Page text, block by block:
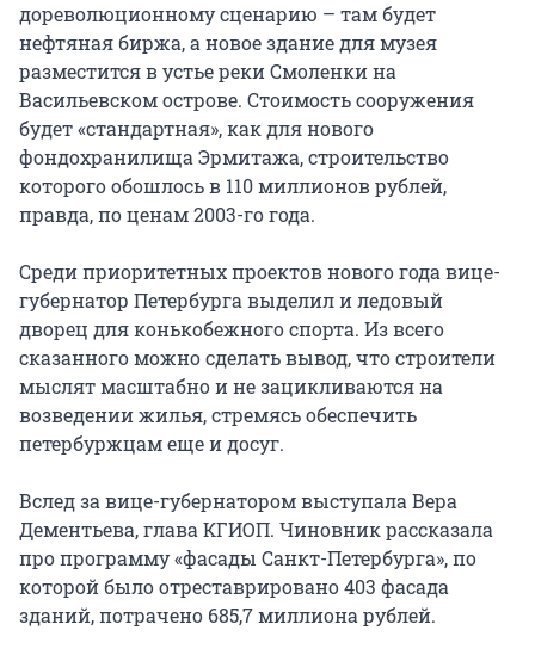
дореволюционному сценарию – там будет
нефтяная биржа, а новое здание для музея
разместится в устье реки Смоленки на
Васильевском острове. Стоимость сооружения
будет «стандартная», как для нового
фондохранилища Эрмитажа, строительство
которого обошлось в 110 миллионов рублей,
правда, по ценам 2003-го года.
Среди приоритетных проектов нового года вице-
губернатор Петербурга выделил и ледовый
дворец для конькобежного спорта. Из всего
сказанного можно сделать вывод, что строители
мыслят масштабно и не зацикливаются на
возведении жилья, стремясь обеспечить
петербуржцам еще и досуг.
Вслед за вице-губернатором выступала Вера
Дементьева, глава КГИОП. Чиновник рассказала
про программу «фасады Санкт-Петербурга», по
которой было отреставрировано 403 фасада
зданий, потрачено 685,7 миллиона рублей.